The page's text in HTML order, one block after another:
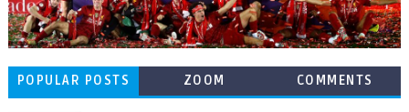
POPULAR POSTS ZOOM COMMENTS